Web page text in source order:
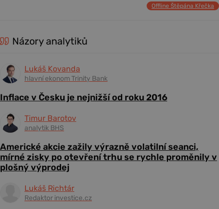
Offline Štěpána Křečka
Názory analytiků
Lukáš Kovanda
hlavní ekonom Trinity Bank
Inflace v Česku je nejnižší od roku 2016
Timur Barotov
analytik BHS
Americké akcie zažily výrazně volatilní seanci,
mírné zisky po otevření trhu se rychle proměnily v
plošný výprodej
Lukáš Richtár
Redaktor investice.cz